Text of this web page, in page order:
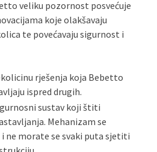
veliku pozornost posvećuje
koje olakšavaju
te povećavaju sigurnost i
rješenja koja Bebetto
ispred drugih.
sustav koji štiti
Mehanizam se
ne morate se svaki puta sjetiti